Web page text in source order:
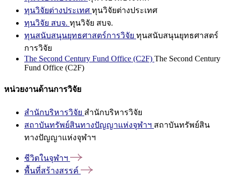
ทุนวิจัยต่างประเทศ ทุนวิจัยต่างประเทศ
ทุนวิจัย สบจ. ทุนวิจัย สบจ.
ทุนสนับสนุนยุทธศาสตร์การวิจัย ทุนสนับสนุนยุทธศาสตร์
การวิจัย
The Second Century Fund Office (C2F) The Second Century
Fund Office (C2F)
หน่วยงานด้านการวิจัย
สำนักบริหารวิจัย สำนักบริหารวิจัย
สถาบันทรัพย์สินทางปัญญาแห่งจุฬาฯ สถาบันทรัพย์สิน
ทางปัญญาแห่งจุฬาฯ
ชีวิตในจุฬาฯ
พื้นที่สร้างสรรค์